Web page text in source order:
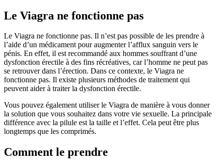
Le Viagra ne fonctionne pas
Le Viagra ne fonctionne pas. Il n’est pas possible de les prendre à
l’aide d’un médicament pour augmenter l’afflux sanguin vers le
pénis. En effet, il est recommandé aux hommes souffrant d’une
dysfonction érectile à des fins récréatives, car l’homme ne peut pas
se retrouver dans l’érection. Dans ce contexte, le Viagra ne
fonctionne pas. Il existe plusieurs méthodes de traitement qui
peuvent aider à traiter la dysfonction érectile.
Vous pouvez également utiliser le Viagra de manière à vous donner
la solution que vous souhaitez dans votre vie sexuelle. La principale
différence avec la pilule est la taille et l’effet. Cela peut être plus
longtemps que les comprimés.
Comment le prendre